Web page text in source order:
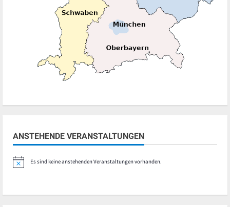
ANSTEHENDE VERANSTALTUNGEN
HinweisEs sind keine anstehenden Veranstaltungen vorhanden.